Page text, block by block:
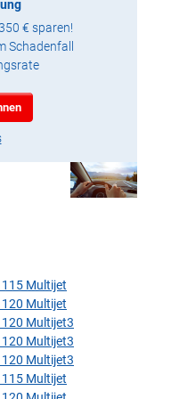
€ sparen!
Schadenfall
Multijet
Multijet
Multijet3
Multijet3
Multijet3
Multijet